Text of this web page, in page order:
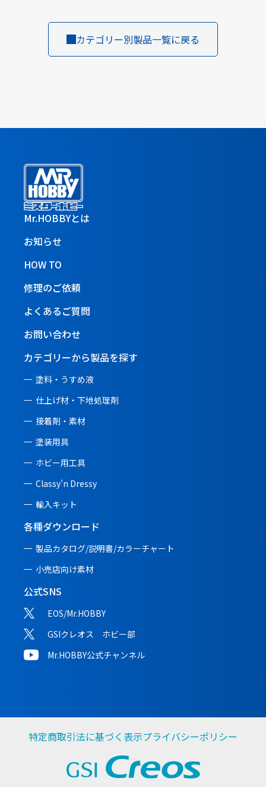
カテゴリー別製品一覧に戻る
Mr.HOBBYとは
お知らせ
HOW TO
修理のご依頼
よくあるご質問
お問い合わせ
カテゴリーから製品を探す
塗料・うすめ液
仕上げ材・下地処理剤
接着剤・素材
塗装用具
ホビー用工具
Classy'n Dressy
輸入キット
各種ダウンロード
製品カタログ/説明書/カラーチャート
小売店向け素材
公式SNS
EOS/Mr.HOBBY
GSIクレオス ホビー部
Mr.HOBBY公式チャンネル
特定商取引法に基づく表示プライバシーポリシー